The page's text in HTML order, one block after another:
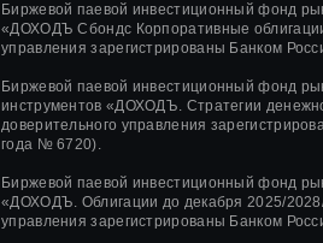
Биржевой паевой инвестиционный фонд
«ДОХОДЪ Сбондс Корпоративные
управления зарегистрированы Банком
Биржевой паевой инвестиционный фонд
инструментов «ДОХОДЪ. Стратегии
доверительного управления
года № 6720).
Биржевой паевой инвестиционный фонд
«ДОХОДЪ. Облигации до декабря 2025/
управления зарегистрированы Банком